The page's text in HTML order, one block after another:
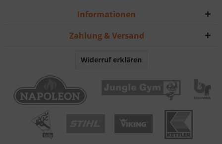
Informationen
Zahlung & Versand
Widerruf erklären